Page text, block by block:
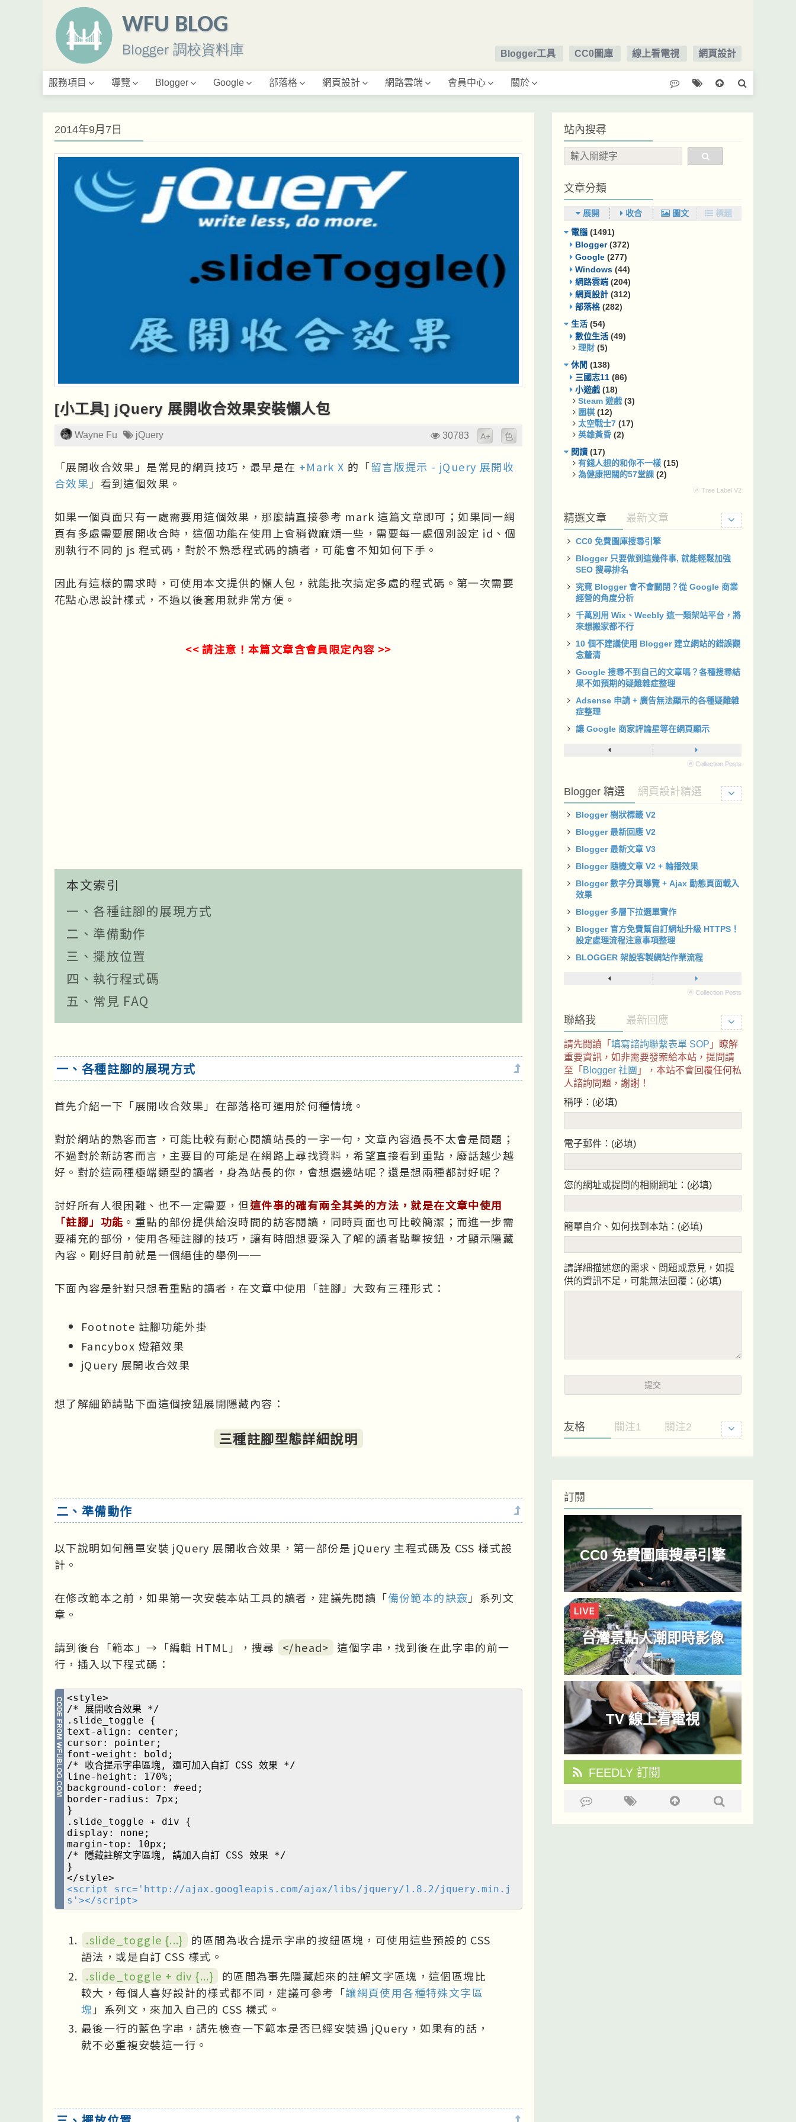
WFU BLOG
Blogger 調校資料庫 Blogger工具 CC0圖庫 線上看電視 網頁設計
服務項目 導覽 Blogger Google 部落格 網頁設計 網路雲端 會員中心 關於
2014年9月7日
[小工具] jQuery 展開收合效果安裝懶人包
Wayne Fu jQuery 30783 A+ 色
「展開收合效果」是常見的網頁技巧，最早是在 +Mark X 的「留言版提示 - jQuery 展開收
合效果 」看到這個效果。
如果一個頁面只有一處需要用這個效果，那麼請直接參考 mark 這篇文章即可；如果同一網
頁有多處需要展開收合時，這個功能在使用上會稍微麻煩一些，需要每一處個別設定 id、個
別執行不同的 js 程式碼，對於不熟悉程式碼的讀者，可能會不知如何下手。
因此有這樣的需求時，可使用本文提供的懶人包，就能批次搞定多處的程式碼。第一次需要
花點心思設計樣式，不過以後套用就非常方便。
<< 請注意！本篇文章含會員限定內容 >>
本文索引
一、各種註腳的展現方式
二、準備動作
三、擺放位置
四、執行程式碼
五、常見 FAQ
一、各種註腳的展現方式
首先介紹一下「展開收合效果」在部落格可運用於何種情境。
對於網站的熟客而言，可能比較有耐心閱讀站長的一字一句，文章內容過長不太會是問題；
不過對於新訪客而言，主要目的可能是在網路上尋找資料，希望直接看到重點，廢話越少越
好。對於這兩種極端類型的讀者，身為站長的你，會想選邊站呢？還是想兩種都討好呢？
討好所有人很困難、也不一定需要，但這件事的確有兩全其美的方法，就是在文章中使用
「註腳」功能 。重點的部份提供給沒時間的訪客閱讀，同時頁面也可比較簡潔；而進一步需
要補充的部份，使用各種註腳的技巧，讓有時間想要深入了解的讀者點擊按鈕，才顯示隱藏
內容。剛好目前就是一個絕佳的舉例──
下面內容是針對只想看重點的讀者，在文章中使用「註腳」大致有三種形式：
Footnote 註腳功能外掛
Fancybox 燈箱效果
jQuery 展開收合效果
想了解細節請點下面這個按鈕展開隱藏內容：
三種註腳型態詳細說明
二、準備動作
以下說明如何簡單安裝 jQuery 展開收合效果，第一部份是 jQuery 主程式碼及 CSS 樣式設
計。
在修改範本之前，如果第一次安裝本站工具的讀者，建議先閱讀「備份範本的訣竅 」系列文
章。
請到後台「範本」→「編輯 HTML」，搜尋 </head>
這個字串，找到後在此字串的前一
行，插入以下程式碼：
<style>
/* 展開收合效果 */
.slide_toggle {
text-align: center;
cursor: pointer;
font-weight: bold;
/* 收合提示字串區塊, 還可加入自訂 CSS 效果 */
line-height: 170%;
background-color: #eed;
border-radius: 7px;
}
.slide_toggle + div {
display: none;
margin-top: 10px;
/* 隱藏註解文字區塊, 請加入自訂 CSS 效果 */
}
</style>
<script src='http://ajax.googleapis.com/ajax/libs/jquery/1.8.2/jquery.min.j
s'></script>
.slide_toggle {...}
的區間為收合提示字串的按鈕區塊，可使用這些預設的 CSS
語法，或是自訂 CSS 樣式。
.slide_toggle + div {...}
的區間為事先隱藏起來的註解文字區塊，這個區塊比
較大，每個人喜好設計的樣式都不同，建議可參考「讓網頁使用各種特殊文字區
塊 」系列文，來加入自己的 CSS 樣式。
最後一行的藍色字串，請先檢查一下範本是否已經安裝過 jQuery，如果有的話，
就不必重複安裝這一行。
站內搜尋
文章分類
展開 收合 圖文
標題
電腦 (1491)
Blogger(372)
Google (277)
Windows (44)
網路雲端 (204)
網頁設計 (312)
部落格(282)
生活 (54)
數位生活 (49)
理財 (5)
休閒 (138)
三國志11 (86)
小遊戲 (18)
Steam 遊戲 (3)
圍棋 (12)
太空戰士7 (17)
英雄黃昏 (2)
閱讀 (17)
有錢人想的和你不一樣 (15)
為健康把關的57堂課 (2)
ⓦ Tree Label V2
精選文章 最新文章
CC0 免費圖庫搜尋引擎
Blogger 只要做到這幾件事, 就能輕鬆加強
SEO 搜尋排名
究竟 Blogger 會不會關閉？從 Google 商業
經營的角度分析
千萬別用 Wix、Weebly 這一類架站平台，將
來想搬家都不行
10 個不建議使用 Blogger 建立網站的錯誤觀
念釐清
Google 搜尋不到自己的文章嗎？各種搜尋結
果不如預期的疑難雜症整理
Adsense 申請 + 廣告無法顯示的各種疑難雜
症整理
讓 Google 商家評論星等在網頁顯示
ⓦ Collection Posts
Blogger 精選 網頁設計精選
Blogger 樹狀標籤 V2
Blogger 最新回應 V2
Blogger 最新文章 V3
Blogger 隨機文章 V2 + 輪播效果
Blogger 數字分頁導覽 + Ajax 動態頁面載入
效果
Blogger 多層下拉選單實作
Blogger 官方免費幫自訂網址升級 HTTPS！
設定處理流程注意事項整理
BLOGGER 架設客製網站作業流程
ⓦ Collection Posts
聯絡我 最新回應
請先閱讀「 填寫諮詢聯繫表單 SOP 」瞭解
重要資訊，如非需要發案給本站，提問請
至「 Blogger 社團 」，本站不會回覆任何私
人諮詢問題，謝謝！
稱呼：(必填)
電子郵件：(必填)
您的網址或提問的相關網址：(必填)
簡單自介、如何找到本站：(必填)
請詳細描述您的需求、問題或意見，如提
供的資訊不足，可能無法回覆：(必填)
友格 關注1 關注2
訂閱
CC0 免費圖庫搜尋引擎
台灣景點人潮即時影像
TV 線上看電視
FEEDLY 訂閱